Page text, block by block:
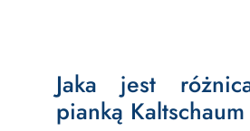
Jaka jest
pianką